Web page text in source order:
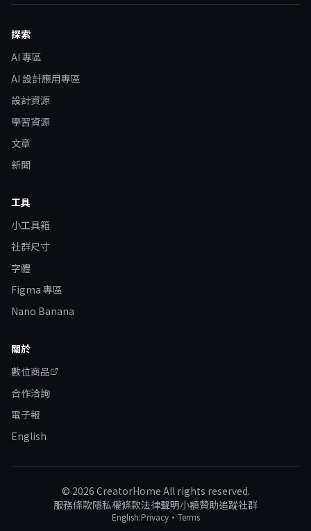
探索
AI 專區
AI 設計應用專區
設計資源
學習資源
文章
新聞
工具
小工具箱
社群尺寸
字體
Figma 專區
Nano Banana
關於
數位商品
合作洽詢
電子報
English
© 2026 CreatorHome All rights reserved.
服務條款隱私權條款法律聲明小額贊助追蹤社群
English:Privacy· Terms